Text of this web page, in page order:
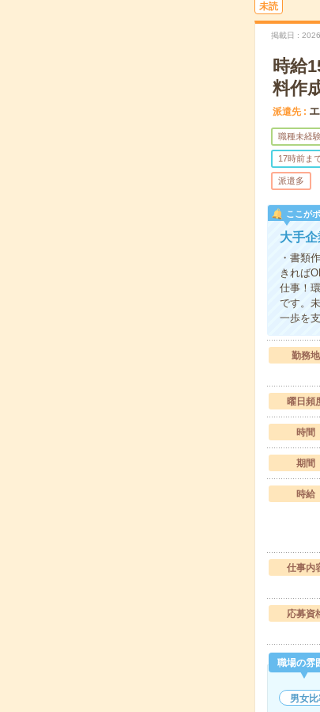
未読
掲載日
時給
料作
派遣先
職種未経
17時前ま
派遣多
ここが
大手
・書類
きれば
仕事！
です。
一歩を
勤務地
曜日頻
時間
期間
時給
仕事内
応募資
職場の雰
男女比